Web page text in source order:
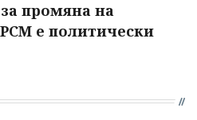
промяна на
е политически